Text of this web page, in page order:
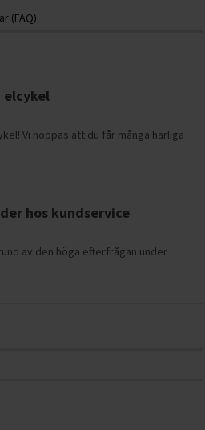
(FAQ)
elcykel
Vi hoppas att du får många härliga
hos kundservice
av den höga efterfrågan under